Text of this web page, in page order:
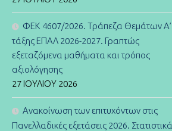
ΦΕΚ 4607/2026. Τράπεζα Θεμάτων Α’
τάξης ΕΠΑΛ 2026-2027. Γραπτώς
εξεταζόμενα μαθήματα και τρόπος
αξιολόγησης
27 ΙΟΥΛΊΟΥ 2026
Ανακοίνωση των επιτυχόντων στις
Πανελλαδικές εξετάσεις 2026. Στατιστικά